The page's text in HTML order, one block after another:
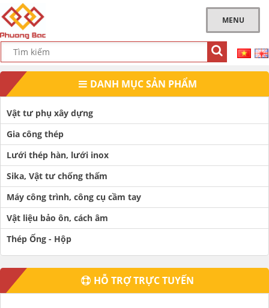
MENU
DANH MỤC SẢN PHẨM
Vật tư phụ xây dựng
Gia công thép
Lưới thép hàn, lưới inox
Sika, Vật tư chống thấm
Máy công trình, công cụ cầm tay
Vật liệu bảo ôn, cách âm
Thép Ống - Hộp
HỖ TRỢ TRỰC TUYẾN